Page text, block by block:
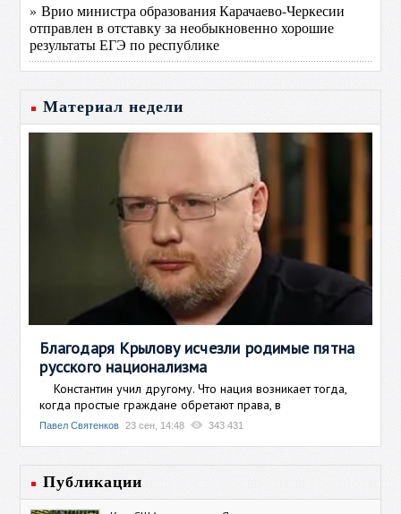
» Врио министра образования Карачаево-Черкесии
отправлен в отставку за необыкновенно хорошие
результаты ЕГЭ по республике
Материал недели
Благодаря Крылову исчезли родимые пятна
русского национализма
Константин учил другому. Что нация возникает тогда,
когда простые граждане обретают права, в
Павел Святенков 23 сен, 14:48 343 431
Публикации